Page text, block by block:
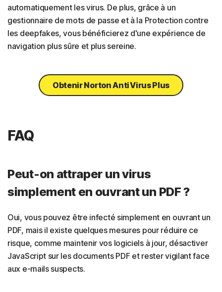
automatiquement les virus. De plus, grâce à un
gestionnaire de mots de passe et à la Protection contre
les deepfakes, vous bénéficierez d'une expérience de
navigation plus sûre et plus sereine.
Obtenir Norton AntiVirus Plus
FAQ
Peut-on attraper un virus
simplement en ouvrant un PDF ?
Oui, vous pouvez être infecté simplement en ouvrant un
PDF, mais il existe quelques mesures pour réduire ce
risque, comme maintenir vos logiciels à jour, désactiver
JavaScript sur les documents PDF et rester vigilant face
aux e-mails suspects.